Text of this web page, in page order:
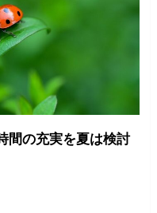
間の充実を夏は検討